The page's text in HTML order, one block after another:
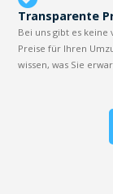
Transparente
Bei uns gibt es
Preise für Ihren
wissen, was Sie